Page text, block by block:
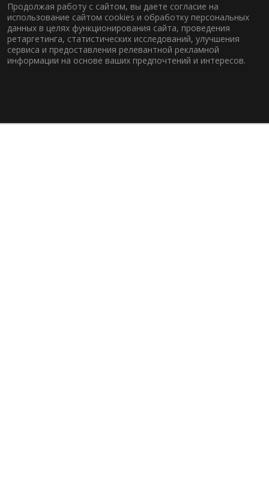
Продолжая работу с сайтом, вы даете согласие на
использование сайтом cookies и обработку персональных
данных в целях функционирования сайта, проведения
ретаргетинга, статистических исследований, улучшения
сервиса и предоставления релевантной рекламной
информации на основе ваших предпочтений и интересов.